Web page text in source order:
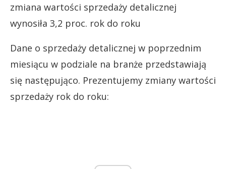
zmiana wartości sprzedaży detalicznej
wynosiła 3,2 proc. rok do roku
Dane o sprzedaży detalicznej w poprzednim
miesiącu w podziale na branże przedstawiają
się następująco. Prezentujemy zmiany wartości
sprzedaży rok do roku: